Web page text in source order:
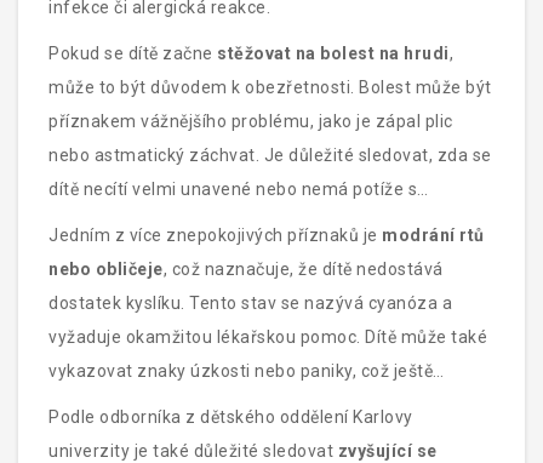
infekce či alergická reakce.
Pokud se dítě začne stěžovat na bolest na hrudi,
může to být důvodem k obezřetnosti. Bolest může být
příznakem vážnějšího problému, jako je zápal plic
nebo astmatický záchvat. Je důležité sledovat, zda se
dítě necítí velmi unavené nebo nemá potíže s
vykonáváním běžných denních aktivit.
Jedním z více znepokojivých příznaků je modrání rtů
nebo obličeje, což naznačuje, že dítě nedostává
dostatek kyslíku. Tento stav se nazývá cyanóza a
vyžaduje okamžitou lékařskou pomoc. Dítě může také
vykazovat znaky úzkosti nebo paniky, což ještě
zhoršuje situaci.
Podle odborníka z dětského oddělení Karlovy
univerzity je také důležité sledovat zvyšující se